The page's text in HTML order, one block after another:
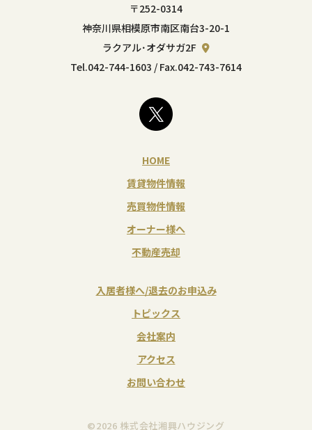
〒252-0314
神奈川県相模原市南区南台3-20-1
ラクアル･オダサガ2F
Tel.042-744-1603 / Fax.042-743-7614
HOME
賃貸物件情報
売買物件情報
オーナー様へ
不動産売却
入居者様へ/退去のお申込み
トピックス
会社案内
アクセス
お問い合わせ
©2026 株式会社湘興ハウジング